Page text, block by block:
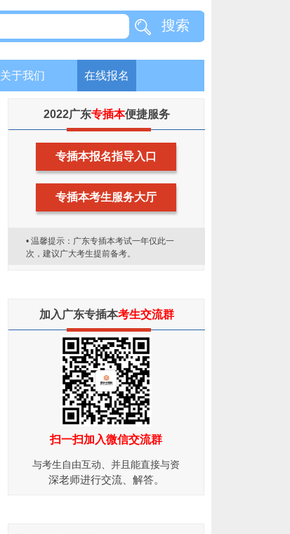
搜索
关于我们 在线报名
2022广东专插本便捷服务
专插本报名指导入口
专插本考生服务大厅
• 温馨提示：广东专插本考试一年仅此一
次，建议广大考生提前备考。
加入广东专插本考生交流群
扫一扫加入微信交流群
与考生自由互动、并且能直接与资
深老师进行交流、解答。